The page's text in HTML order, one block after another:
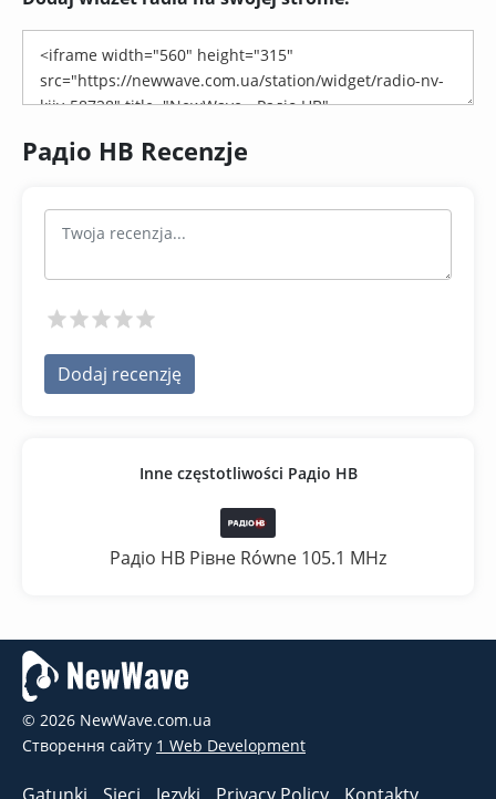
Радіо НВ Recenzje
Dodaj recenzję
Inne częstotliwości Радіо НВ
Радіо НВ Рівне Równe 105.1 MHz
© 2026 NewWave.com.ua
Створення сайту 1 Web Development